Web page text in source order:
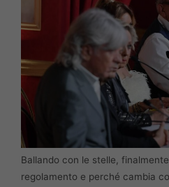
Ballando con le stelle,
regolamento e perché cambia